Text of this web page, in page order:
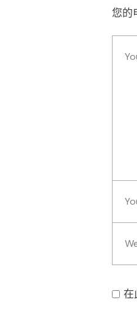
您的
在